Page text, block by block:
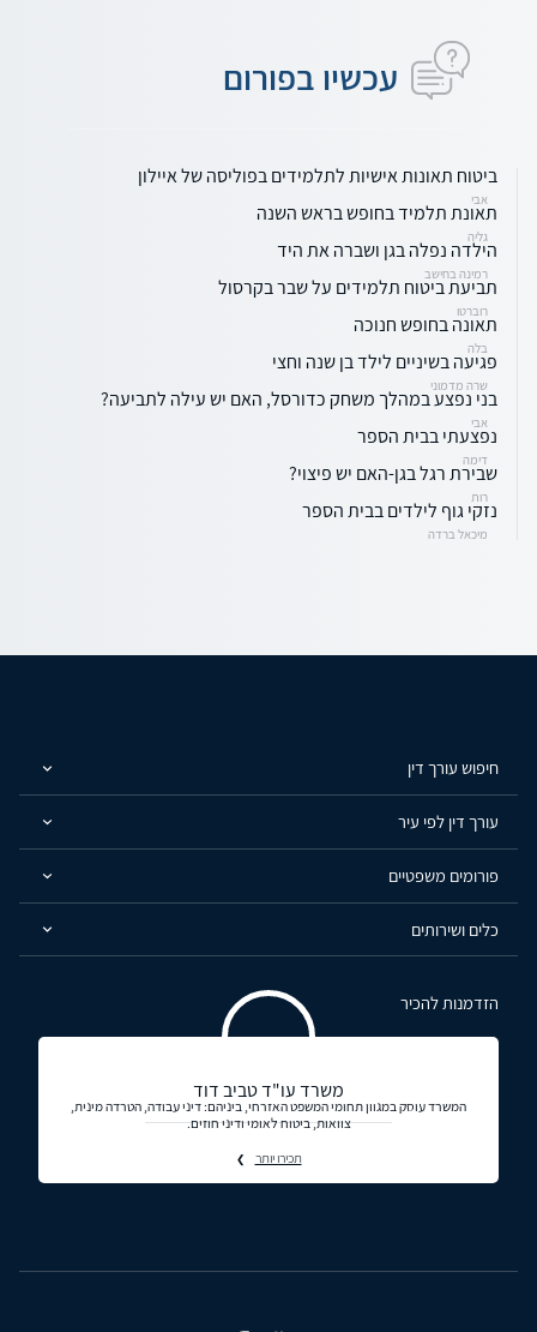
עכשיו בפורום
ביטוח תאונות אישיות לתלמידים בפוליסה של איילון
אבי
תאונת תלמיד בחופש בראש השנה
גליה
הילדה נפלה בגן ושברה את היד
רמינה בחישב
תביעת ביטוח תלמידים על שבר בקרסול
רוברטו
תאונה בחופש חנוכה
בלה
פגיעה בשיניים לילד בן שנה וחצי
שרה מדמוני
בני נפצע במהלך משחק כדורסל, האם יש עילה לתביעה?
אבי
נפצעתי בבית הספר
דימה
שבירת רגל בגן-האם יש פיצוי?
רות
נזקי גוף לילדים בבית הספר
מיכאל ברדה
חיפוש עורך דין
עורך דין לפי עיר
פורומים משפטיים
כלים ושירותים
הזדמנות להכיר
משרד עו"ד טביב דוד
המשרד עוסק במגוון תחומי המשפט האזרחי, ביניהם: דיני עבודה, הטרדה מינית,
צוואות, ביטוח לאומי ודיני חוזים.
תכירו יותר